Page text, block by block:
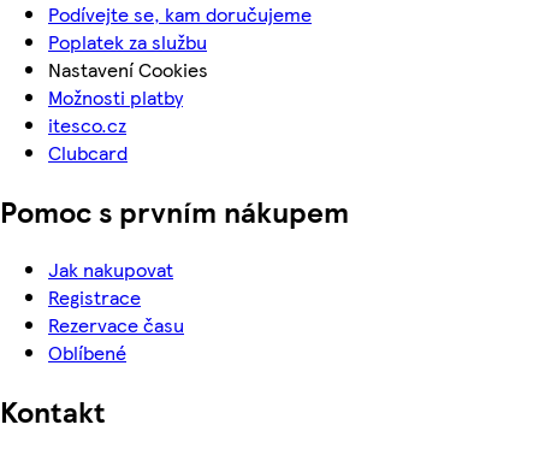
Podívejte se, kam doručujeme
Poplatek za službu
Nastavení Cookies
Možnosti platby
itesco.cz
Clubcard
Pomoc s prvním nákupem
Jak nakupovat
Registrace
Rezervace času
Oblíbené
Kontakt